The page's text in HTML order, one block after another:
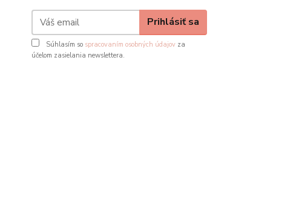
Prihlásiť sa
Súhlasím so spracovaním osobných údajov za
účelom zasielania newslettera.